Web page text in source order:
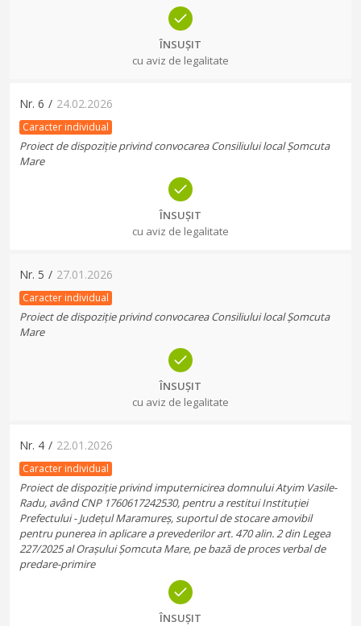
ÎNSUȘIT
cu aviz de legalitate
Nr. 6 / 24.02.2026
Caracter individual
Proiect de dispoziție privind convocarea Consiliului local Șomcuta
Mare
ÎNSUȘIT
cu aviz de legalitate
Nr. 5 / 27.01.2026
Caracter individual
Proiect de dispoziție privind convocarea Consiliului local Șomcuta
Mare
ÎNSUȘIT
cu aviz de legalitate
Nr. 4 / 22.01.2026
Caracter individual
Proiect de dispoziție privind imputernicirea domnului Atyim Vasile-
Radu, având CNP 1760617242530, pentru a restitui Instituției
Prefectului - Județul Maramureș, suportul de stocare amovibil
pentru punerea in aplicare a prevederilor art. 470 alin. 2 din Legea
227/2025 al Orașului Șomcuta Mare, pe bază de proces verbal de
predare-primire
ÎNSUȘIT